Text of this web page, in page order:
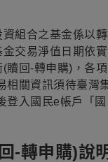
組合之基金係以
交易淨值日期依
回-轉申購)，各
關資訊須待臺灣
入國民e帳戶「
-轉申購)說